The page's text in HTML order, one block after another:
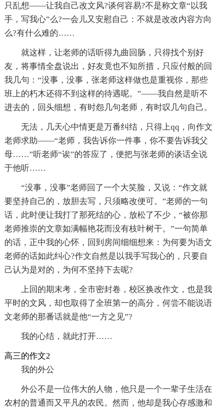
只乱想——让我自己改文风?谈何容易?不是称文章“以我
手，写我心”么?一会儿又安慰自己：不就是改改内容方向
么?有什么难的……
就这样，让老师的话听得九曲回肠，只得找个别好
友，将事情全盘说出，好友竟也不知所措，只应付般的回
我几句：“没事，没事，张老师这样做也是重视你，那些
班上的朽木还得不到这样的待遇呢。”——我自然是听不
进去的，回头细想，有时怨几句老师，有时叹几句自己。
无法，几天心中情更是万番纠结，只得上qq，向作文
老师求助——“老师，我告诉你一件事，你不要告诉我父
母……”听老师“诶”的答应了，便把与张老师的谈话全说
于他听……
“没事，没事”老师回了一个大笑脸，又说：“作文就
要坚持自己的，放胆去写，只须略改便可。”老师的一句
话，此时便让我打了那死结的心，放松了不少，“被你那
老师推崇的文章如满幅艳花而没有枝叶树干。”一句简单
的话，正中我的心怀，回到房间细细想来：为何要为语文
老师的话如此纠心?作文自然是以我手写我心的，只要自
己认为是对的，为何不坚持下去呢?
上回的期末考，全市密封卷，校区换改作文，也是我
平时的文风，却也取得了全班第一的高分，何尝不能说语
文老师的那番话就是他“一方之见”?
我的心结，就此打开……
高三的作文2
我的外公
外公不是一位伟大的人物，他只是一个一辈子生活在
农村的普通而又平凡的农民。然而，他却是我心存感激和